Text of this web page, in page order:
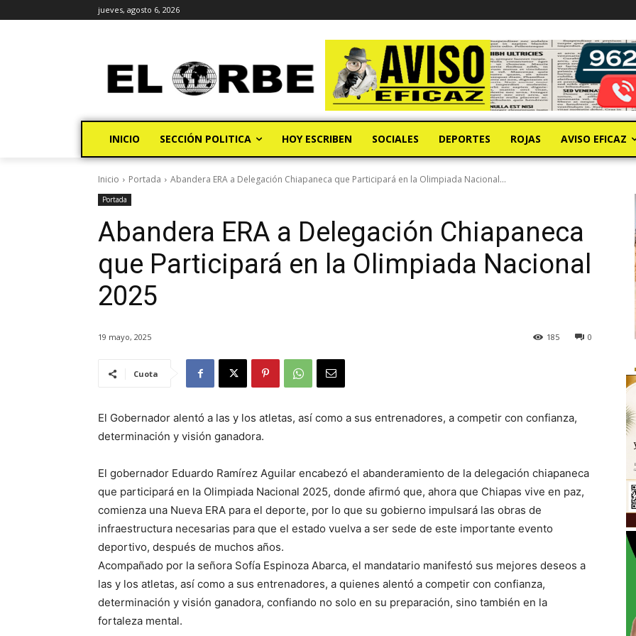
jueves, agosto 6, 2026
INICIO SECCIÓN POLITICA HOY ESCRIBEN SOCIALES DEPORTES ROJAS AVISO EFICAZ
Inicio Portada Abandera ERA a Delegación Chiapaneca que Participará en la Olimpiada Nacional...
Portada
Abandera ERA a Delegación Chiapaneca
que Participará en la Olimpiada Nacional
2025
19 mayo, 2025 0
185
Cuota
El Gobernador alentó a las y los atletas, así como a sus entrenadores, a competir con confianza,
determinación y visión ganadora.
El gobernador Eduardo Ramírez Aguilar encabezó el abanderamiento de la delegación chiapaneca
que participará en la Olimpiada Nacional 2025, donde afirmó que, ahora que Chiapas vive en paz,
comienza una Nueva ERA para el deporte, por lo que su gobierno impulsará las obras de
infraestructura necesarias para que el estado vuelva a ser sede de este importante evento
deportivo, después de muchos años.
Acompañado por la señora Sofía Espinoza Abarca, el mandatario manifestó sus mejores deseos a
las y los atletas, así como a sus entrenadores, a quienes alentó a competir con confianza,
determinación y visión ganadora, confiando no solo en su preparación, sino también en la
fortaleza mental.